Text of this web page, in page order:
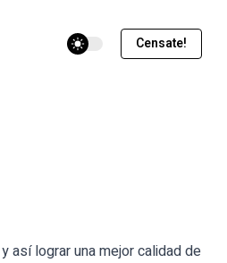
theme switcher Censate!
así lograr una mejor calidad de